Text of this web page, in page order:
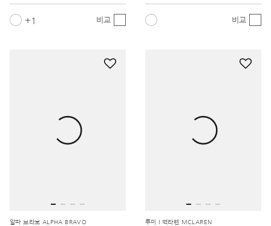
1 비교 비교
알파 브라보 ALPHA BRAVO 투미 I 맥라렌 MCLAREN